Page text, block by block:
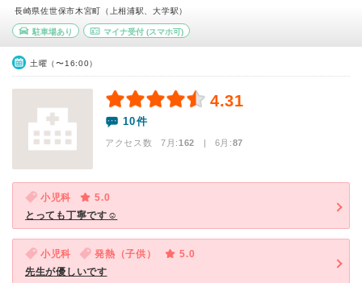
長崎県佐世保市木宮町（上相浦駅、大学駅）
駐車場あり マイナ受付(スマホ可)
土曜（〜16:00）
4.31
10件
アクセス数 7月:162 | 6月:87
小児科
5.0
とっても丁寧です☺︎
小児科 発熱（子供）
5.0
先生が優しいです